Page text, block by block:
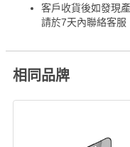
客戶收貨後如發現
請於7天內聯絡客服
相同品牌